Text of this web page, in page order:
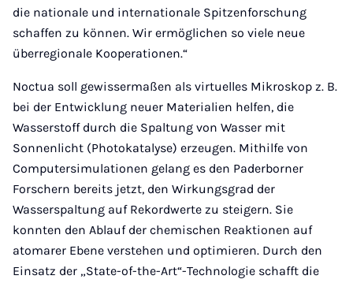
die nationale und internationale Spitzenforschung
schaffen zu können. Wir ermöglichen so viele neue
überregionale Kooperationen.“
Noctua soll gewissermaßen als virtuelles Mikroskop z. B.
bei der Entwicklung neuer Materialien helfen, die
Wasserstoff durch die Spaltung von Wasser mit
Sonnenlicht (Photokatalyse) erzeugen. Mithilfe von
Computersimulationen gelang es den Paderborner
Forschern bereits jetzt, den Wirkungsgrad der
Wasserspaltung auf Rekordwerte zu steigern. Sie
konnten den Ablauf der chemischen Reaktionen auf
atomarer Ebene verstehen und optimieren. Durch den
Einsatz der „State-of-the-Art“-Technologie schafft die